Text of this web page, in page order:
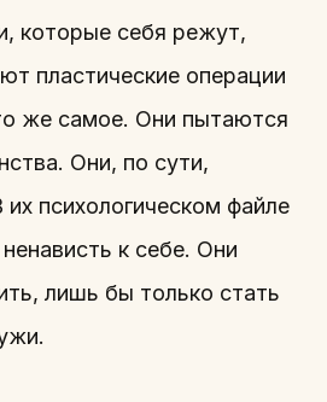
которые себя режут,
пластические операции
же самое. Они пытаются
Они, по сути,
психологическом файле
к себе. Они
лишь бы только стать